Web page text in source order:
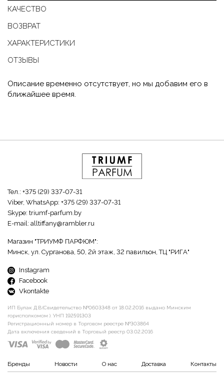
КАЧЕСТВО
ВОЗВРАТ
ХАРАКТЕРИСТИКИ
ОТЗЫВЫ
Описание временно отсутствует, но мы добавим его в
ближайшее время.
Тел.: +375 (29) 337-07-31
Viber, WhatsApp: +375 (29) 337-07-31
Skype: triumf-parfum.by
E-mail: alltiffany@rambler.ru
Магазин "ТРИУМФ ПАРФЮМ":
Минск, ул. Сурганова, 50, 2й этаж, 32 павильон, ТЦ "РИГА"
Instagram
Facebook
Vkontakte
ИП Булак Д.В.(Свидетельство №0603348 от 18.02.2016 выдано Минским
горисполкомом ). УНП 192591303
Регистрационный номер в Торговом реестре №303864
Дата включения сведений в Торговый реестр 03.02.2016
Бренды Новости О нас Доставка Контакты